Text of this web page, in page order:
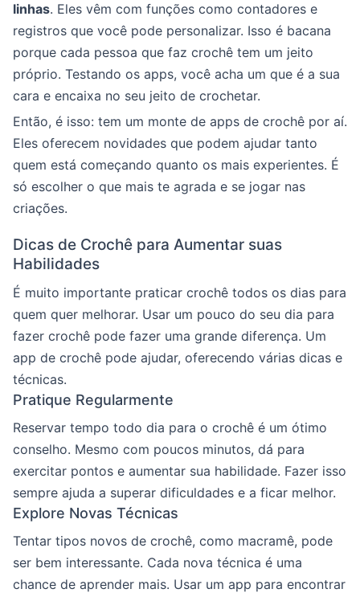
linhas. Eles vêm com funções como contadores e
registros que você pode personalizar. Isso é bacana
porque cada pessoa que faz crochê tem um jeito
próprio. Testando os apps, você acha um que é a sua
cara e encaixa no seu jeito de crochetar.
Então, é isso: tem um monte de apps de crochê por aí.
Eles oferecem novidades que podem ajudar tanto
quem está começando quanto os mais experientes. É
só escolher o que mais te agrada e se jogar nas
criações.
Dicas de Crochê para Aumentar suas
Habilidades
É muito importante praticar crochê todos os dias para
quem quer melhorar. Usar um pouco do seu dia para
fazer crochê pode fazer uma grande diferença. Um
app de crochê pode ajudar, oferecendo várias dicas e
técnicas.
Pratique Regularmente
Reservar tempo todo dia para o crochê é um ótimo
conselho. Mesmo com poucos minutos, dá para
exercitar pontos e aumentar sua habilidade. Fazer isso
sempre ajuda a superar dificuldades e a ficar melhor.
Explore Novas Técnicas
Tentar tipos novos de crochê, como macramê, pode
ser bem interessante. Cada nova técnica é uma
chance de aprender mais. Usar um app para encontrar